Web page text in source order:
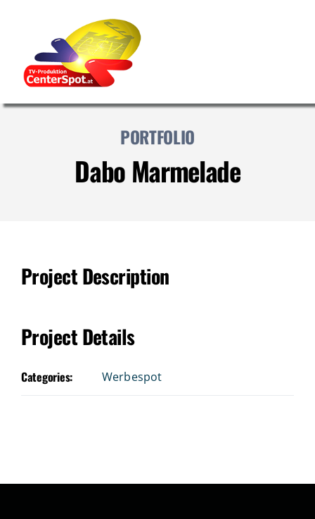
springen
PORTFOLIO
Dabo Marmelade
Project Description
Project Details
Categories: Werbespot